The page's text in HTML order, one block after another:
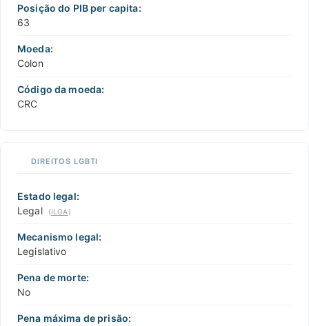
Posição do PIB per capita:
63
Moeda:
Colon
Código da moeda:
CRC
DIREITOS LGBTI
Estado legal:
Legal
(ILGA)
Mecanismo legal:
Legislativo
Pena de morte:
No
Pena máxima de prisão: